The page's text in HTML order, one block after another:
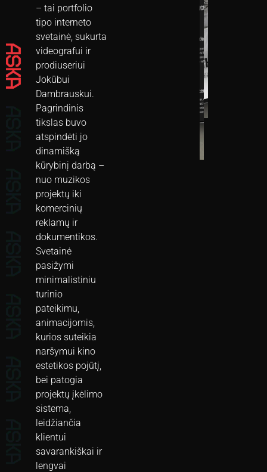
– tai portfolio
tipo interneto
svetainė, sukurta
videografui ir
prodiuseriui
Jokūbui
Dambrauskui.
Pagrindinis
tikslas buvo
atspindėti jo
dinamišką
kūrybinį darbą –
nuo muzikos
projektų iki
komercinių
reklamų ir
dokumentikos.
Svetainė
pasižymi
minimalistiniu
turinio
pateikimu,
animacijomis,
kurios suteikia
naršymui kino
estetikos pojūtį,
bei patogia
projektų įkėlimo
sistema,
leidžiančia
klientui
savarankiškai ir
lengvai